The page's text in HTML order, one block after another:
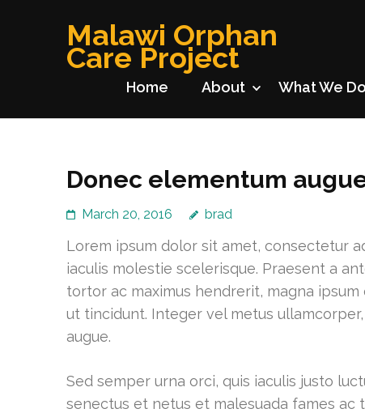
Malawi Orphan
Care Project
Home About What We Do
Donec elementum
March 20, 2016 brad
Lorem ipsum dolor sit amet, consectetur
iaculis molestie scelerisque. Praesent a
tortor ac maximus hendrerit, magna
ut tincidunt. Integer vel metus
augue.
Sed semper urna orci, quis iaculis justo
senectus et netus et malesuada fames